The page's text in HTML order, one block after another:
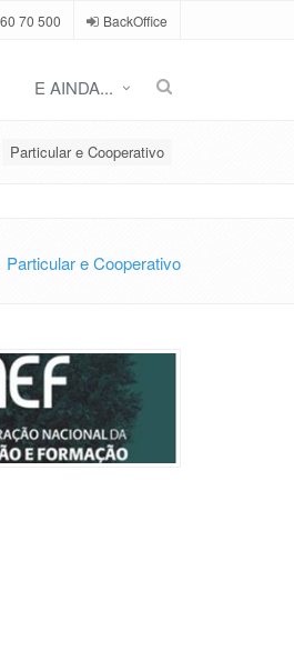
70 500 BackOffice
E AINDA...
Particular e Cooperativo
Particular e Cooperativo